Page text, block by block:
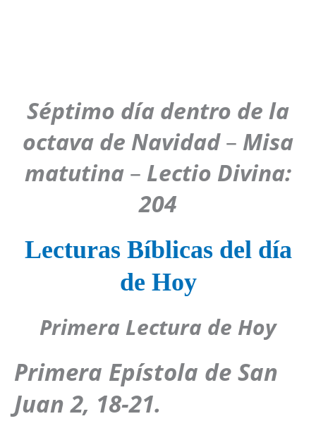
Séptimo día dentro de la
octava de Navidad– Misa
matutina – Lectio Divina:
204
Lecturas Bíblicas del día
de Hoy
Primera Lectura de Hoy
Primera Epístola de San
Juan 2, 18-21.